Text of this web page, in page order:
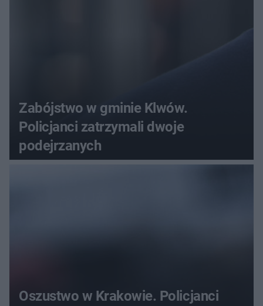
Zabójstwo w gminie Klwów.
Policjanci zatrzymali dwoje
podejrzanych
Oszustwo w Krakowie. Policjanci